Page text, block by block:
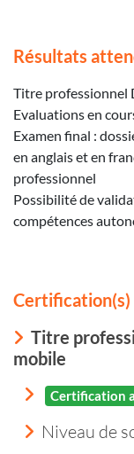
Résultats
Titre professionnel
Evaluations en
Examen final :
en anglais et en
professionnel
Possibilité de
compétences
Certification(s)
Titre
mobile
Certification
Niveau de